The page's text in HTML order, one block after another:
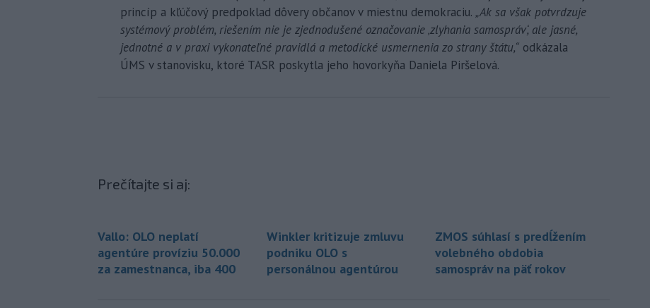
princíp a kľúčový predpoklad dôvery občanov v miestnu demokraciu. „Ak sa však potvrdzuje
systémový problém, riešením nie je zjednodušené označovanie ‚zlyhania samospráv‘, ale jasné,
jednotné a v praxi vykonateľné pravidlá a metodické usmernenia zo strany štátu,“ odkázala
ÚMS v stanovisku, ktoré TASR poskytla jeho hovorkyňa Daniela Piršelová.
Prečítajte si aj:
Vallo: OLO neplatí
agentúre províziu 50.000
za zamestnanca, iba 400
Winkler kritizuje zmluvu
podniku OLO s
personálnou agentúrou
ZMOS súhlasí s predĺžením
volebného obdobia
samospráv na päť rokov